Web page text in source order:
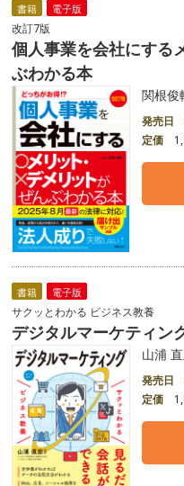
書籍 電子版
改訂7版
個人事業を会社にする
ぶわかる本
関根俊
発売日
定価
書籍 電子版
サクッとわかる ビジネス教養
デジタルマーケティン
山浦
発売日
定価